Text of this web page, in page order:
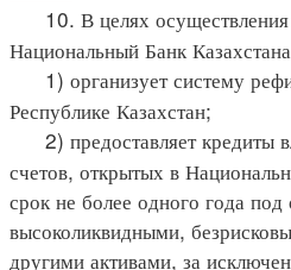
10. В целях осуществления
Национальный Банк
1) организует систему
Республике Казахстан;
2) предоставляет кредиты
счетов, открытых в
срок не более одного года под
высоколиквидными,
другими активами, за